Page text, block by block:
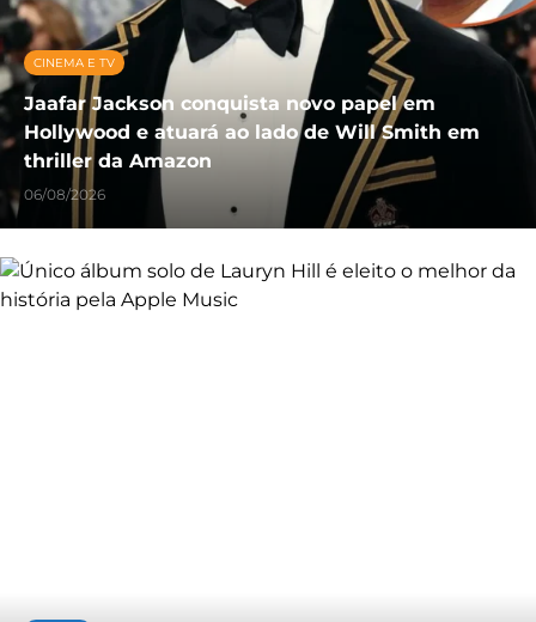
CINEMA E TV
Jaafar Jackson conquista novo papel em
Hollywood e atuará ao lado de Will Smith em
thriller da Amazon
06/08/2026